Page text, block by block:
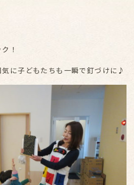
！
に子どもたちも一瞬で釘づけに♪